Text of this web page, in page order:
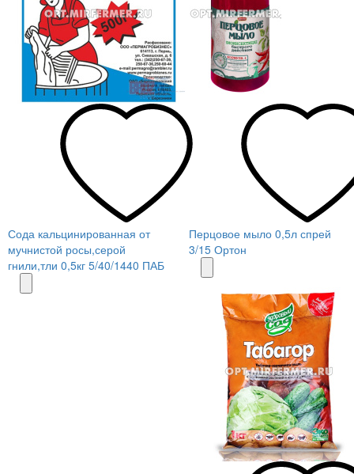
Сода кальцинированная от
мучнистой росы,серой
гнили,тли 0,5кг 5/40/1440 ПАБ
Перцовое мыло 0,5л спрей
3/15 Ортон